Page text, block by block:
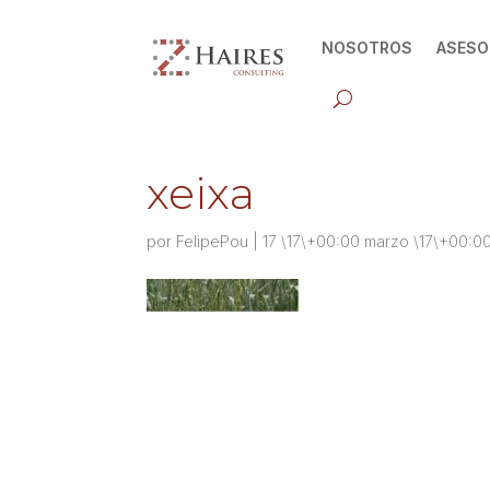
NOSOTROS
xeixa
por FelipePou |17 \17\+00:00 marzo